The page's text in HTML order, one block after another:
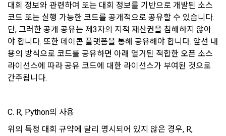
라. 전자화폐에 의한 결제
마. 마일리지 등 “사이트”가 지급한 포인트에 의한 결제
바. “사이트”와 계약을 맺었거나 “사이트”가 인정한 상품권에 의
한 결제
사. 기타 전자적 지급 방법에 의한 대금 지급 등
1. “사이트”는 이용자의 구매 신청이 있는 경우 이용자에게 수신
확인통지를 한다.
이용자가 데이콘을 통해 채용 서비스에 지원하는 경우, 채용 절
차 진행을 위해 채용 의뢰 ‘기업 회원’에게 이용자의 연락처 등
개인정보를 제공.
3) 매각, 인수합병
서비스 제공자의 권리, 의무가 승계 또는 이전되는 경우 이를 반
4) 다만, 아래의 경우에는 예외로 합니다.
대회 정보와 관련하여 또는 대회 정보를 기반으로 개발된 소스
코드 또는 실행 가능한 코드를 공개적으로 공유할 수 있습니다.
단, 그러한 공개 공유는 제3자의 지적 재산권을 침해하지 않아
야 합니다. 또한 데이콘 플랫폼을 통해 공유해야 합니다. 앞선 내
용의 방식으로 코드를 공유하면 아래 열거된 적합한 오픈 소스
라이선스에 따라 공유 코드에 대한 라이선스가 부여된 것으로
간주됩니다.
C. R, Python의 사용
위의 특정 대회 규약에 달리 명시되어 있지 않은 경우, R,